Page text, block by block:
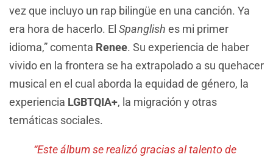
vez que incluyo un rap bilingüe en una canción. Ya
era hora de hacerlo. El Spanglish es mi primer
idioma,” comenta Renee. Su experiencia de haber
vivido en la frontera se ha extrapolado a su quehacer
musical en el cual aborda la equidad de género, la
experiencia LGBTQIA+, la migración y otras
temáticas sociales.
“Este álbum se realizó gracias al talento de